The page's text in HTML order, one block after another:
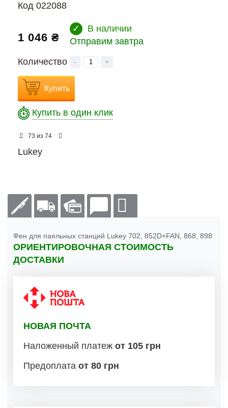
Код 022088
1 046 ₴
✓
В наличии
Отправим завтра
Количество
- +
Купить
Купить в один клик
73 из 74
Lukey
Фен для паяльных станций Lukey 702, 852D+FAN, 868, 898
ОРИЕНТИРОВОЧНАЯ СТОИМОСТЬ
ДОСТАВКИ
НОВАЯ ПОЧТА
Наложенный платеж от 105 грн
Предоплата от 80 грн